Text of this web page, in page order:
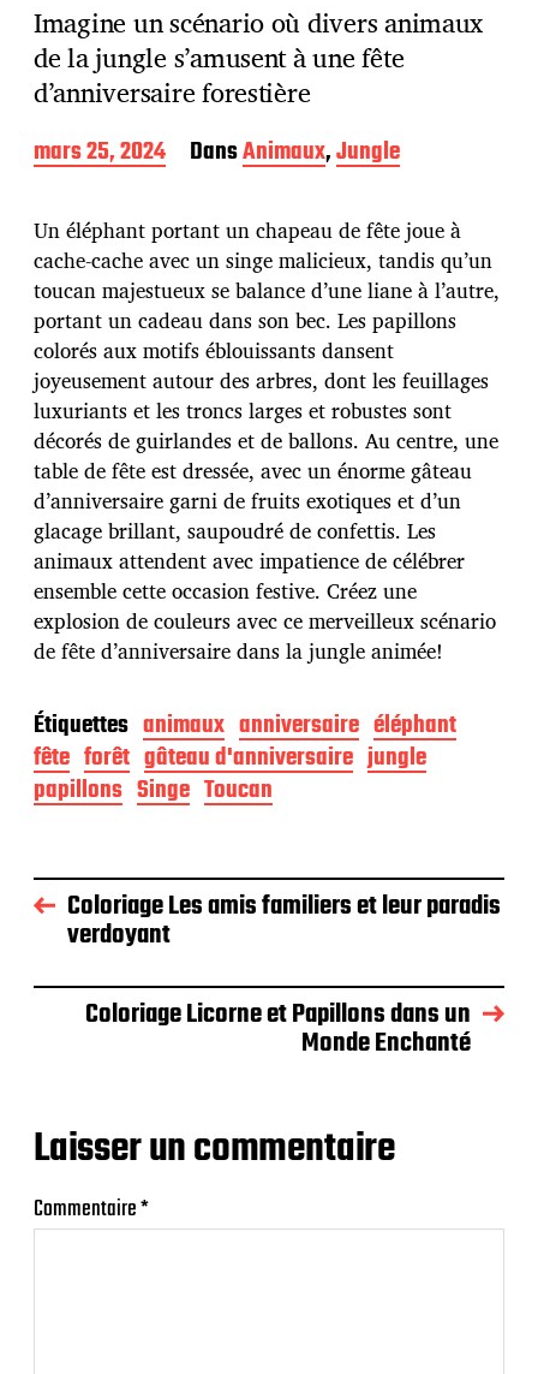
Imagine un scénario où divers animaux
de la jungle s’amusent à une fête
d’anniversaire forestière
D
a
e
d
e
p
u
b
l
i
c
a
t
i
o
n
mars 25, 2024 DansAnimaux,Jungle
Un éléphant portant un chapeau de fête joue à
cache-cache avec un singe malicieux, tandis qu’un
toucan majestueux se balance d’une liane à l’autre,
portant un cadeau dans son bec. Les papillons
colorés aux motifs éblouissants dansent
joyeusement autour des arbres, dont les feuillages
luxuriants et les troncs larges et robustes sont
décorés de guirlandes et de ballons. Au centre, une
table de fête est dressée, avec un énorme gâteau
d’anniversaire garni de fruits exotiques et d’un
glacage brillant, saupoudré de confettis. Les
animaux attendent avec impatience de célébrer
ensemble cette occasion festive. Créez une
explosion de couleurs avec ce merveilleux scénario
de fête d’anniversaire dans la jungle animée!
Étiquettes animaux anniversaire éléphant
fête forêt gâteau d'anniversaire jungle
papillons Singe Toucan
Coloriage Les amis familiers et leur paradis
verdoyant
Coloriage Licorne et Papillons dans un
Monde Enchanté
Laisser un commentaire
Commentaire*